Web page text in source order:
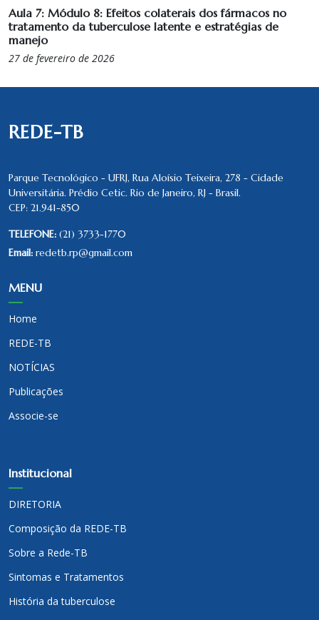
Aula 7: Módulo 8: Efeitos colaterais dos fármacos no
tratamento da tuberculose latente e estratégias de
manejo
27 de fevereiro de 2026
REDE-TB
Parque Tecnológico - UFRJ, Rua Aloísio Teixeira, 278 - Cidade
Universitária. Prédio Cetic. Rio de Janeiro, RJ - Brasil.
CEP: 21.941-850
TELEFONE: (21) 3733-1770
Email: redetb.rp@gmail.com
MENU
Home
REDE-TB
NOTÍCIAS
Publicações
Associe-se
Institucional
DIRETORIA
Composição da REDE-TB
Sobre a Rede-TB
Sintomas e Tratamentos
História da tuberculose